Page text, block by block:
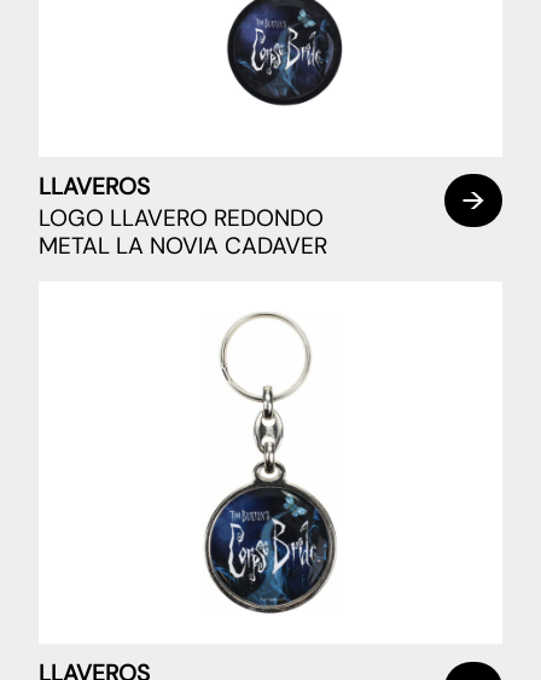
LLAVEROS
LOGO LLAVERO REDONDO
METAL LA NOVIA CADAVER
LLAVEROS